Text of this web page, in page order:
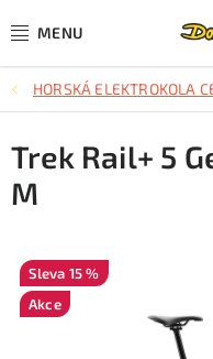
na
CYKLISTIKA
SJEZDOVÉ LYŽOVÁNÍ
SKIALPOVÉ LYŽOVÁNÍ
BĚŽECKÉ LYŽOVÁNÍ
OBLEČENÍ A OBUV
HORSKÁ ELEKTROKOLA
Trek Rail+ 5
M
15 %
Akce